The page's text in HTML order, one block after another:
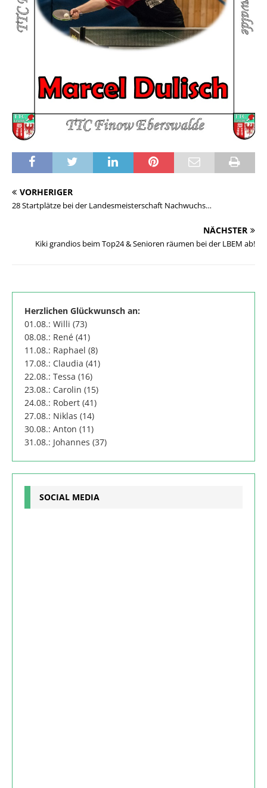
VORHERIGER
28 Startplätze bei der Landesmeisterschaft Nachwuchs…
NÄCHSTER
Kiki grandios beim Top24 & Senioren räumen bei der LBEM ab!
Herzlichen Glückwunsch an:
01.08.: Willi (73)
08.08.: René (41)
11.08.: Raphael (8)
17.08.: Claudia (41)
22.08.: Tessa (16)
23.08.: Carolin (15)
24.08.: Robert (41)
27.08.: Niklas (14)
30.08.: Anton (11)
31.08.: Johannes (37)
SOCIAL MEDIA